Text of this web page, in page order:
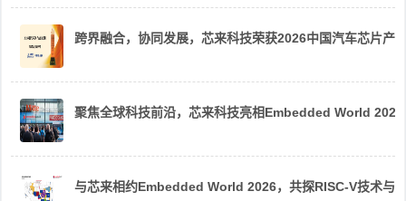
跨界融合，协同发展，芯来科技荣获2026中国汽车芯片产
聚焦全球科技前沿，芯来科技亮相Embedded World 2026
与芯来相约Embedded World 2026，共探RISC-V技术与